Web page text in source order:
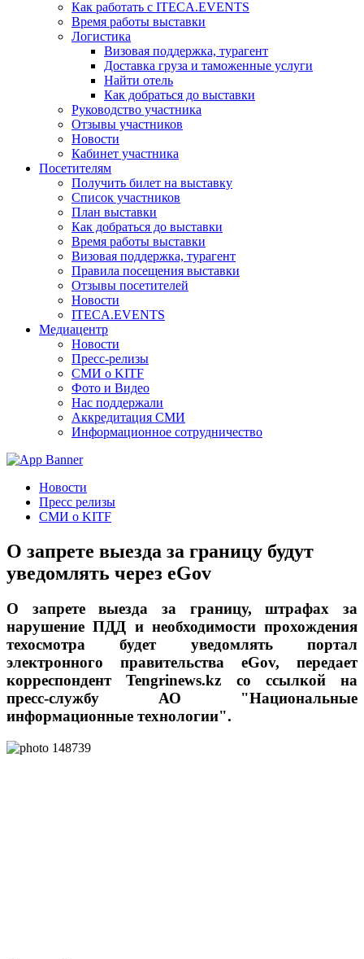
Как работать с ITECA.EVENTS
Время работы выставки
Логистика
Визовая поддержка, турагент
Доставка груза и таможенные услуги
Найти отель
Как добраться до выставки
Руководство участника
Отзывы участников
Новости
Кабинет участника
Посетителям
Получить билет на выставку
Список участников
План выставки
Как добраться до выставки
Время работы выставки
Визовая поддержка, турагент
Правила посещения выставки
Отзывы посетителей
Новости
ITECA.EVENTS
Медиацентр
Новости
Пресс-релизы
СМИ о KITF
Фото и Видео
Нас поддержали
Аккредитация СМИ
Информационное сотрудничество
Новости
Пресс релизы
СМИ о KITF
О запрете выезда за границу будут
уведомлять через eGov
О запрете выезда за границу, штрафах за
нарушение ПДД и необходимости прохождения
техосмотра будет уведомлять портал
электронного правительства eGov, передает
корреспондент Tengrinews.kz со ссылкой на
пресс-службу АО "Национальные
информационные технологии".